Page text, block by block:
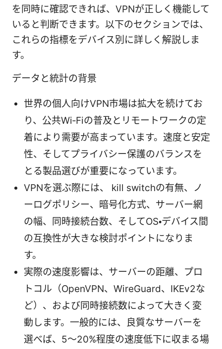
を同時に確認できれば、VPNが正しく機能して
いると判断できます。以下のセクションでは、
これらの指標をデバイス別に詳しく解説しま
す。
データと統計の背景
世界の個人向けVPN市場は拡大を続けてお
り、公共Wi‑Fiの普及とリモートワークの定
着により需要が高まっています。速度と安定
性、そしてプライバシー保護のバランスを
とる製品選びが重要になっています。
VPNを選ぶ際には、 kill switchの有無、ノ
ーログポリシー、暗号化方式、サーバー網
の幅、同時接続台数、そしてOS・デバイス間
の互換性が大きな検討ポイントになりま
す。
実際の速度影響は、サーバーの距離、プロ
トコル（OpenVPN、WireGuard、IKEv2な
ど）、および同時接続数によって大きく変
動します。一般的には、良質なサーバーを
選べば、5〜20%程度の速度低下に収まる場